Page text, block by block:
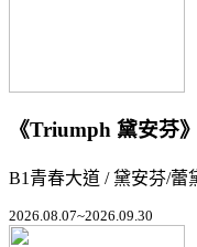
《Triumph 黛安芬
B1青春大道 / 黛安芬/蕾
2026.08.07~2026.09.30